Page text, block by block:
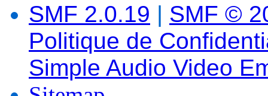
SMF 2.0.19 | SMF ©
Politique de
Simple Audio Video